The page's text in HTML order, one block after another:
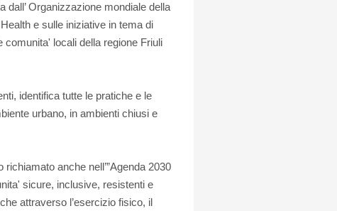
dall’ Organizzazione mondiale della
e sulle iniziative in tema di
locali della regione Friuli
identifica tutte le pratiche e le
urbano, in ambienti chiusi e
anche nell’”Agenda 2030
sicure, inclusive, resistenti e
attraverso l’esercizio fisico, il